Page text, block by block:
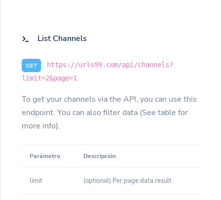
List Channels
GET
https://urls99.com/api/channels?
limit=2&page=1
To get your channels via the API, you can use this
endpoint. You can also filter data (See table for
more info).
Parámetro Descripción
limit (optional) Per page data result